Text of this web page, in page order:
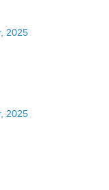
2025
2025